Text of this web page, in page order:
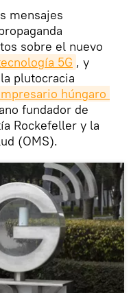
mensajes
sobre el nuevo
5G , y
plutocracia
húngaro
fundador de
Rockefeller y la
(OMS).